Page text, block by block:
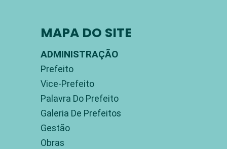
MAPA DO SITE
ADMINISTRAÇÃO
Prefeito
Vice-Prefeito
Palavra Do Prefeito
Galeria De Prefeitos
Gestão
Obras